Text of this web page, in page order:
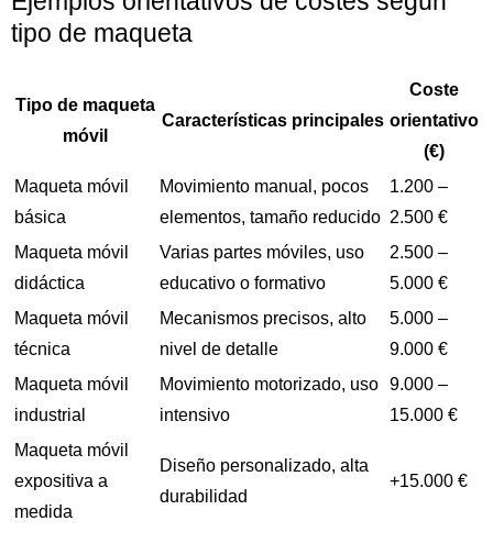
tipo de maqueta
Tipo de maqueta
móvil
Características principales
Coste
orientativo
(€)
Maqueta móvil
básica
Movimiento manual, pocos
elementos, tamaño reducido
1.200 –
2.500 €
Maqueta móvil
didáctica
Varias partes móviles, uso
educativo o formativo
2.500 –
5.000 €
Maqueta móvil
técnica
Mecanismos precisos, alto
nivel de detalle
5.000 –
9.000 €
Maqueta móvil
industrial
Movimiento motorizado, uso
intensivo
9.000 –
15.000 €
Maqueta móvil
expositiva a
medida
Diseño personalizado, alta
durabilidad
+15.000 €